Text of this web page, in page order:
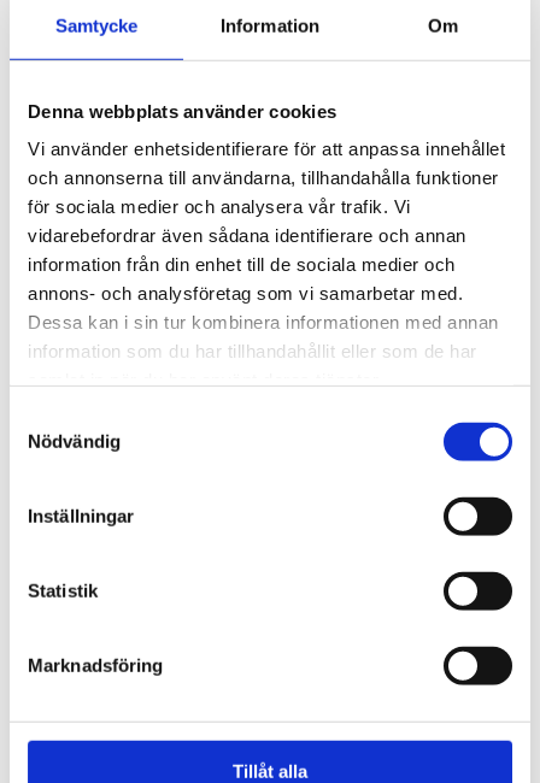
Samtycke Information Om
Denna webbplats använder cookies
Vi använder enhetsidentifierare för att anpassa innehållet
och annonserna till användarna, tillhandahålla funktioner
för sociala medier och analysera vår trafik. Vi
vidarebefordrar även sådana identifierare och annan
information från din enhet till de sociala medier och
annons- och analysföretag som vi samarbetar med.
Dessa kan i sin tur kombinera informationen med annan
information som du har tillhandahållit eller som de har
Nödvändig
Inställningar
Statistik
Marknadsföring
Tillåt alla
NC52320-06
TheraPutty – Extra mjuk – Ljusblå – 170g/6oz (Hårdhet
2/6)
SEK 103,80 Exkl. moms